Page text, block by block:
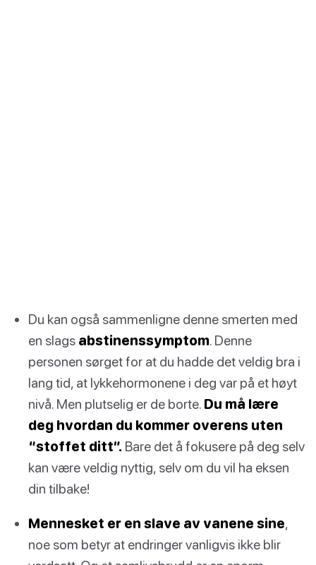
Du kan også sammenligne denne smerten med
en slags abstinenssymptom . Denne
personen sørget for at du hadde det veldig bra i
lang tid, at lykkehormonene i deg var på et høyt
nivå. Men plutselig er de borte. Du må lære
deg hvordan du kommer overens uten
“stoffet ditt”. Bare det å fokusere på deg selv
kan være veldig nyttig, selv om du vil ha eksen
din tilbake!
Mennesket er en slave av vanene sine,
noe som betyr at endringer vanligvis ikke blir